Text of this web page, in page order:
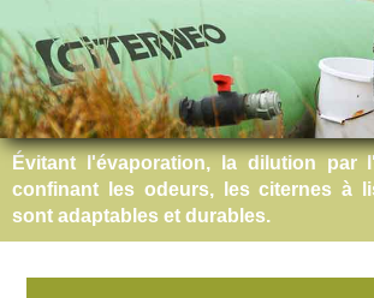
Évitant l'évaporation, la dilution par
confinant les odeurs, les citernes à
sont adaptables et durables.